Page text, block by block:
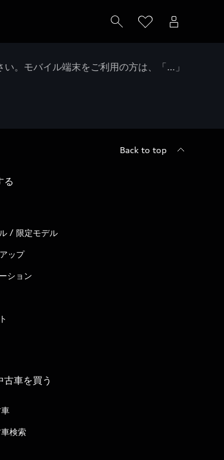
。モバイル端末をご利用の方は、「…」
Back to top
る
/ 限定モデル
ップ
ション
車を買う
検索